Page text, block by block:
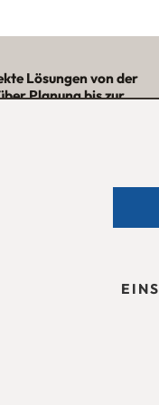
Lösungen von der
Planung bis zur
bis Freitag 09:30 —